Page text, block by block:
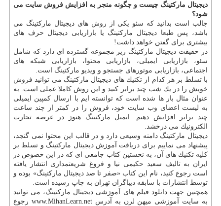
دیجیتال ماركتینگ چیست و چگونه منجر به افزایش فروش سایت می
شود؟
جالب است بدانید كه سئو یكی از روش های دیجیتال ماركتینگ می
باشد، پس طبعا دیجیتال ماركتینگ یا بازاریابی دیجیتال حرف های
بیشتری برای گفتن خواهد داشت!
در حقیقت دیجیتال ماركتینگ زیر مجموعه گسترده ای دارد كه شامل
سئو، بازاریابی ایمیلی، بازاریابی محتوا، بازاریابی شبكه های
اجتماعی، بازاریابی موتورهای جستجو و ویدیو ماركتینگ است.
با تسلط بر هر كدام از تكنیك های دیجیتال ماركتینگ می توانید فروش
خویش را در یك شب چند برابر كنید و این روش كاملا عملی است. به
عنوان مثال بار ها شده است كه توانسته ایم با ارسال كمپین ایمیلی
به لیست اعضای وب سایت خود، فروش را در كمتر از چند ساعت
چند برابر افزایش دهیم. ایمیل ماركتینگ هنوز در عرصه تجارت
الكترونیك می درخشد.
دیجیتال ماركتینگ دامنه وسیعی دارد و در قالب این محتوا نمی گنجد،
پیشنهاد می نماییم برای دریافت آموزش دیجیتال ماركتینگ و تسلط بر
كلیه تكنیك های آن، به نخستین كتاب جامعی ای كه در این خصوص در
ایران به تالیف سعید حكیمی نیا و فروغ شریعتمداری انتشار یافته
است رجوع كنید، نام این كتاب «صفر تا صد دیجیتال ماركتینگ» بوده و
توسط انتشارات با سابقه دیباگران تهران به چاپ رسیده است.
همچنین جهت دانلود فیلم های آموزشی دیجیتال ماركتینگ، می توانید
به سایت آموزشی میهن لرن به آدرس www.MihanLearn.net رجوع